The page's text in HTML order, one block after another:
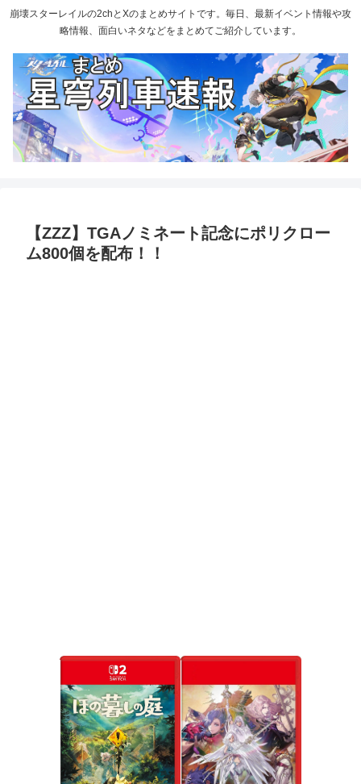
崩壊スターレイルの2chとXのまとめサイトです。毎日、最新イベント情報や攻
略情報、面白いネタなどをまとめてご紹介しています。
【ZZZ】TGAノミネート記念にポリクロー
ム800個を配布！！